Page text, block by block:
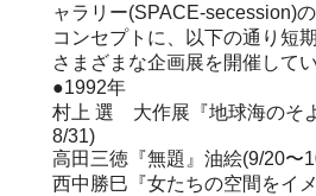
ャラリー(SPACE-secession)
コンセプトに、以下の通り短
さまざまな企画展を開催してい
●1992年
村上 選 大作展『地球海のそ
8/31)
高田三徳『無題』油絵(9/20〜
西中勝巳『女たちの空間をイ